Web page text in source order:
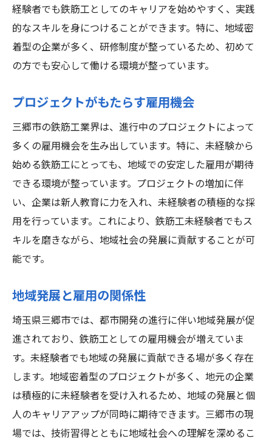
経験者でも鉄筋工としてのキャリアを始めやすく、実践
的なスキルを身につけることができます。特に、地域密
着型の企業が多く、研修制度が整っているため、初めて
の方でも安心して働ける環境が整っています。
プロジェクトがもたらす雇用機会
三郷市の鉄筋工業界は、進行中のプロジェクトによって
多くの雇用機会を生み出しています。特に、未経験から
始める鉄筋工にとっても、地域での安定した雇用が期待
できる環境が整っています。プロジェクトの増加に伴
い、企業は新人教育に力を入れ、未経験者の積極的な採
用を行っています。これにより、鉄筋工未経験者でもス
キルを磨きながら、地域社会の発展に貢献することが可
能です。
地域発展と雇用の関係性
埼玉県三郷市では、都市開発の進行に伴い地域発展が促
進されており、鉄筋工としての雇用機会が増えていま
す。未経験者でも地域の発展に貢献できる場が多く存在
します。地域密着型のプロジェクトが多く、地元の企業
は積極的に未経験者を受け入れるため、地域の発展と個
人のキャリアアップが同時に期待できます。三郷市の現
場では、技術習得とともに地域社会への理解を深めるこ